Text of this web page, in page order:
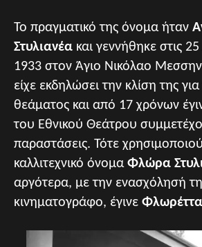
Το πραγματικό της όνομα ήταν
Στυλιανέα και γεννήθηκε στις
1933 στον Άγιο Νικόλαο
είχε εκδηλώσει την κλίση της
θεάματος και από 17 χρόνων
του Εθνικού Θεάτρου
παραστάσεις. Τότε
καλλιτεχνικό όνομα Φλώρα
αργότερα, με την ενασχόλησή
κινηματογράφο, έγινε